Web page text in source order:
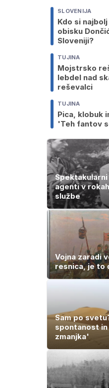
SLOVENIJA
Kdo si
obisku
Sloveniji?
TUJINA
Mojstrsko
lebdel nad
reševalci
TUJINA
Pica, klobuk
'Teh fantov
Spektakularni
agenti v
službe
Vojna zaradi
resnica, je to
Sam po
spontanost
zmanjka'